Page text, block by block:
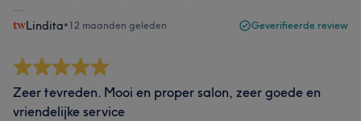
Lindita•12 maanden geleden Geverifieerde review
Zeer tevreden. Mooi en proper salon, zeer goede en
vriendelijke service